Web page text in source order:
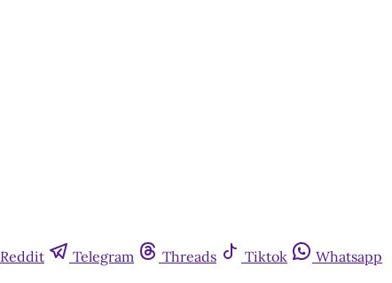
Reddit Telegram Threads Tiktok
Whatsapp